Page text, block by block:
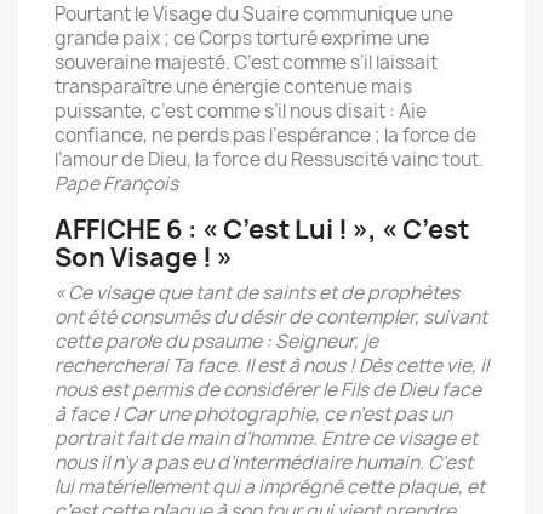
Pourtant le Visage du Suaire communique une
grande paix ; ce Corps torturé exprime une
souveraine majesté. C’est comme s’il laissait
transparaître une énergie contenue mais
puissante, c’est comme s’il nous disait : Aie
confiance, ne perds pas l’espérance ; la force de
l’amour de Dieu, la force du Ressuscité vainc tout.
Pape François
AFFICHE 6 : « C’est Lui ! », « C’est
Son Visage ! »
« Ce visage que tant de saints et de prophètes
ont été consumés du désir de contempler, suivant
cette parole du psaume : Seigneur, je
rechercherai Ta face. Il est à nous ! Dès cette vie, il
nous est permis de considérer le Fils de Dieu face
à face ! Car une photographie, ce n’est pas un
portrait fait de main d’homme. Entre ce visage et
nous il n’y a pas eu d’intermédiaire humain. C’est
lui matériellement qui a imprégné cette plaque, et